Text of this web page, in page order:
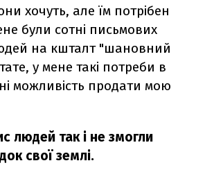
хочуть, але їм потрібен
були сотні письмових
на кшталт "шановний
у мене такі потреби в
можливість продати мою
людей так і не змогли
свої землі.